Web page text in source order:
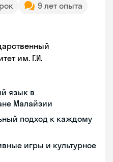
9 лет опыта
им. Г.И.
язык в
Малайзии
подход к каждому
игры и культурное